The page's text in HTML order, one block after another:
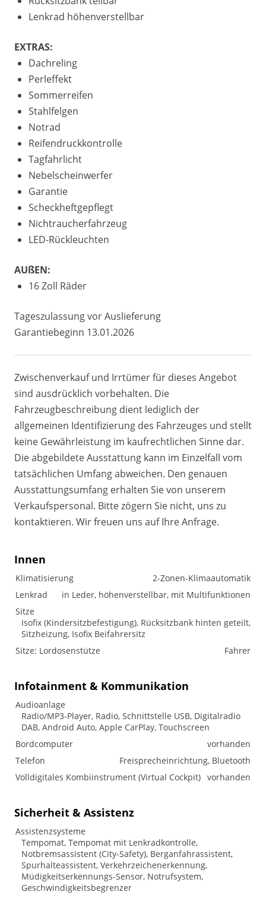
Lenkrad höhenverstellbar
EXTRAS:
Dachreling
Perleffekt
Sommerreifen
Stahlfelgen
Notrad
Reifendruckkontrolle
Tagfahrlicht
Nebelscheinwerfer
Garantie
Scheckheftgepflegt
Nichtraucherfahrzeug
LED-Rückleuchten
AUßEN:
16 Zoll Räder
Tageszulassung vor Auslieferung
Garantiebeginn 13.01.2026
Zwischenverkauf und Irrtümer für dieses Angebot
sind ausdrücklich vorbehalten. Die
Fahrzeugbeschreibung dient lediglich der
allgemeinen Identifizierung des Fahrzeuges und stellt
keine Gewährleistung im kaufrechtlichen Sinne dar.
Die abgebildete Ausstattung kann im Einzelfall vom
tatsächlichen Umfang abweichen. Den genauen
Ausstattungsumfang erhalten Sie von unserem
Verkaufspersonal. Bitte zögern Sie nicht, uns zu
kontaktieren. Wir freuen uns auf Ihre Anfrage.
Innen
Klimatisierung
2-Zonen-Klimaautomatik
Lenkrad
in Leder, höhenverstellbar, mit Multifunktionen
Sitze
Isofix (Kindersitzbefestigung), Rücksitzbank hinten geteilt,
Sitzheizung, Isofix Beifahrersitz
Sitze: Lordosenstütze
Fahrer
Infotainment & Kommunikation
Audioanlage
Radio/MP3-Player, Radio, Schnittstelle USB, Digitalradio
DAB, Android Auto, Apple CarPlay, Touchscreen
Bordcomputer
vorhanden
Telefon
Freisprecheinrichtung, Bluetooth
Volldigitales Kombiinstrument (Virtual Cockpit) vorhanden
Sicherheit & Assistenz
Assistenzsysteme
Tempomat, Tempomat mit Lenkradkontrolle,
Notbremsassistent (City-Safety), Berganfahrassistent,
Spurhalteassistent, Verkehrzeichenerkennung,
Müdigkeitserkennungs-Sensor, Notrufsystem,
Geschwindigkeitsbegrenzer